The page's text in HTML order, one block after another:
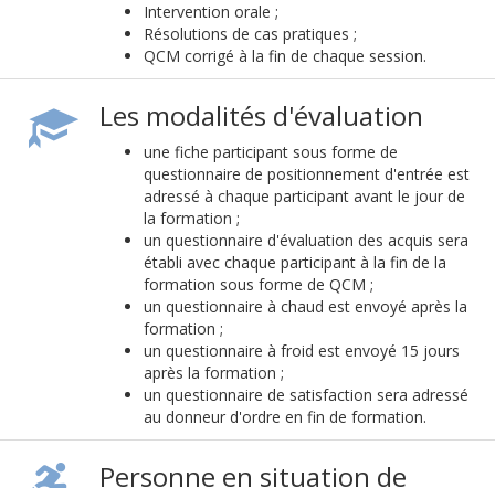
Intervention orale ;
Résolutions de cas pratiques ;
QCM corrigé à la fin de chaque session.
Les modalités d'évaluation
une fiche participant sous forme de
questionnaire de positionnement d'entrée est
adressé à chaque participant avant le jour de
la formation ;
un questionnaire d'évaluation des acquis sera
établi avec chaque participant à la fin de la
formation sous forme de QCM ;
un questionnaire à chaud est envoyé après la
formation ;
un questionnaire à froid est envoyé 15 jours
après la formation ;
un questionnaire de satisfaction sera adressé
au donneur d'ordre en fin de formation.
Personne en situation de